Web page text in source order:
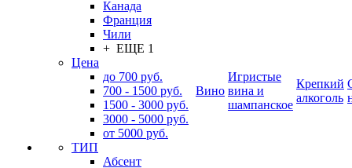
Канада
Франция
Чили
+ ЕЩЕ 1
Цена
до 700 руб.
700 - 1500 руб.
1500 - 3000 руб.
3000 - 5000 руб.
от 5000 руб.
ТИП
Абсент
Вино
Игристые
вина и
шампанское
Крепкий
алкоголь